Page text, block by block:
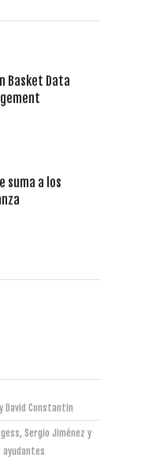
Basket Data
suma a los
David Constantin
Sergio Jiménez y
ayudantes